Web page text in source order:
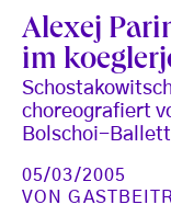
Alexej
im
choreografiert
Bolschoi-Ballett
05/03/2005
VON